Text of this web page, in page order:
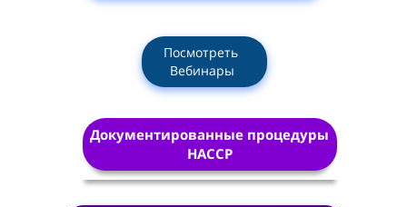
Посмотреть
Вебинары
Документированные процедуры
HACCP